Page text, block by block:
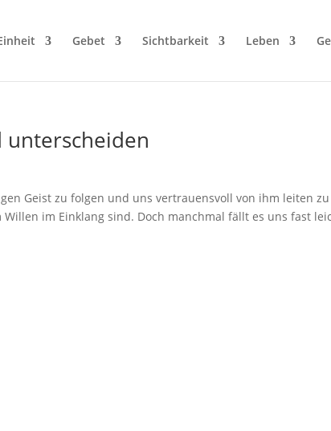
Gebet Sichtbarkeit Leben
Geist zu folgen und uns vertrauensvoll von ihm leiten zu
im Einklang sind. Doch manchmal fällt es uns fast